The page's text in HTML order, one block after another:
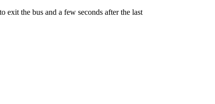
exit the bus and a few seconds after the last